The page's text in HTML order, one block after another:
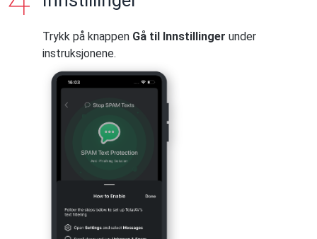
Trykk på knappen Gå til Innstillinger under
instruksjonene.